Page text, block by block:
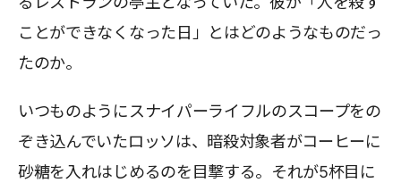
ことができなくなった日」とはどのようなものだっ
たのか。
いつものようにスナイパーライフルのスコープをの
ぞき込んでいたロッソは、暗殺対象者がコーヒーに
砂糖を入れはじめるのを目撃する。それが5杯目に